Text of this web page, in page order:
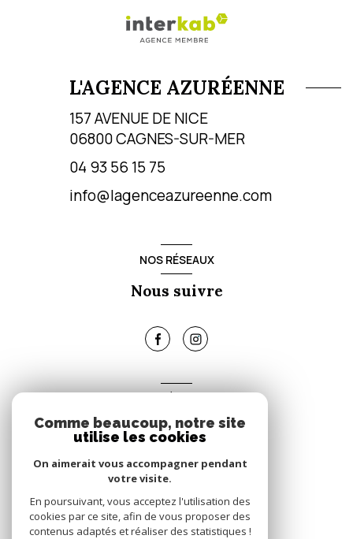
L'AGENCE AZURÉENNE
157 AVENUE DE NICE
06800CAGNES-SUR-MER
04 93 56 15 75
info@lagenceazureenne.com
NOS RÉSEAUX
Nous suivre
Nous adhérons
Comme beaucoup, notre site
utilise les cookies
On aimerait vous accompagner pendant
votre visite.
En poursuivant, vous acceptez l'utilisation des
cookies par ce site, afin de vous proposer des
contenus adaptés et réaliser des statistiques !